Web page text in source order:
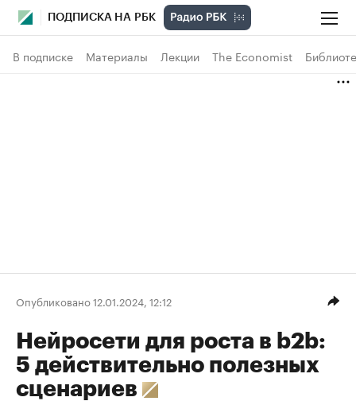
ПОДПИСКА НА РБК
В подписке Материалы Лекции The Economist
Опубликовано 12.01.2024, 12:12
Нейросети для роста в b2b:
5 действительно полезных
сценариев